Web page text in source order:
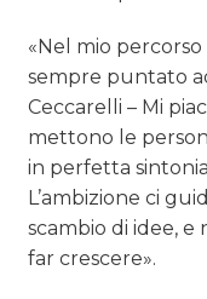
«Nel mio
sempre puntato
Ceccarelli – Mi
mettono le
in perfetta
L’ambizione ci
scambio di idee,
far crescere».